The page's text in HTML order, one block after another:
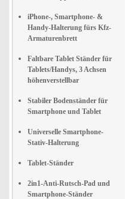
iPhone-, Smartphone- &
Handy-Halterung fürs Kfz-
Armaturenbrett
Faltbare Tablet Ständer für
Tablets/Handys, 3 Achsen
höhenverstellbar
Stabiler Bodenständer für
Smartphone und Tablet
Universelle Smartphone-
Stativ-Halterung
Tablet-Ständer
2in1-Anti-Rutsch-Pad und
Smartphone-Ständer